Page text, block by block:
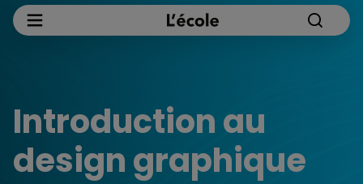
Introduction au
design graphique